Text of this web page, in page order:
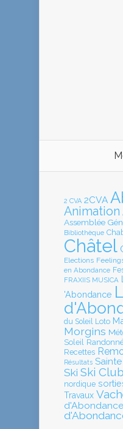
2 CVA 2CVA
Animation
Assemblée
Bibliothèque
Châtel
Elections
en Abondance
FRAXIIS MUSICA
'Abondance
du Soleil Loto
Morgins
Soleil
Recettes
Résultats
Ski Ski Club
nordique
Travaux
d'Abondance